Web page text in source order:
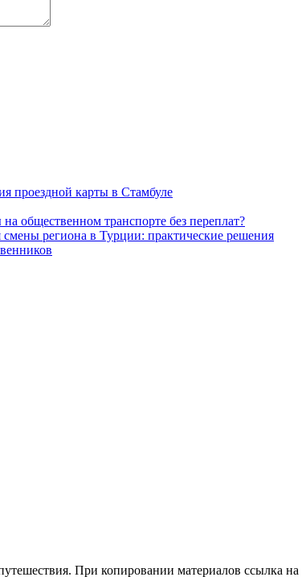
проездной карты в Стамбуле
общественном транспорте без переплат?
региона в Турции: практические решения
При копировании материалов ссылка на